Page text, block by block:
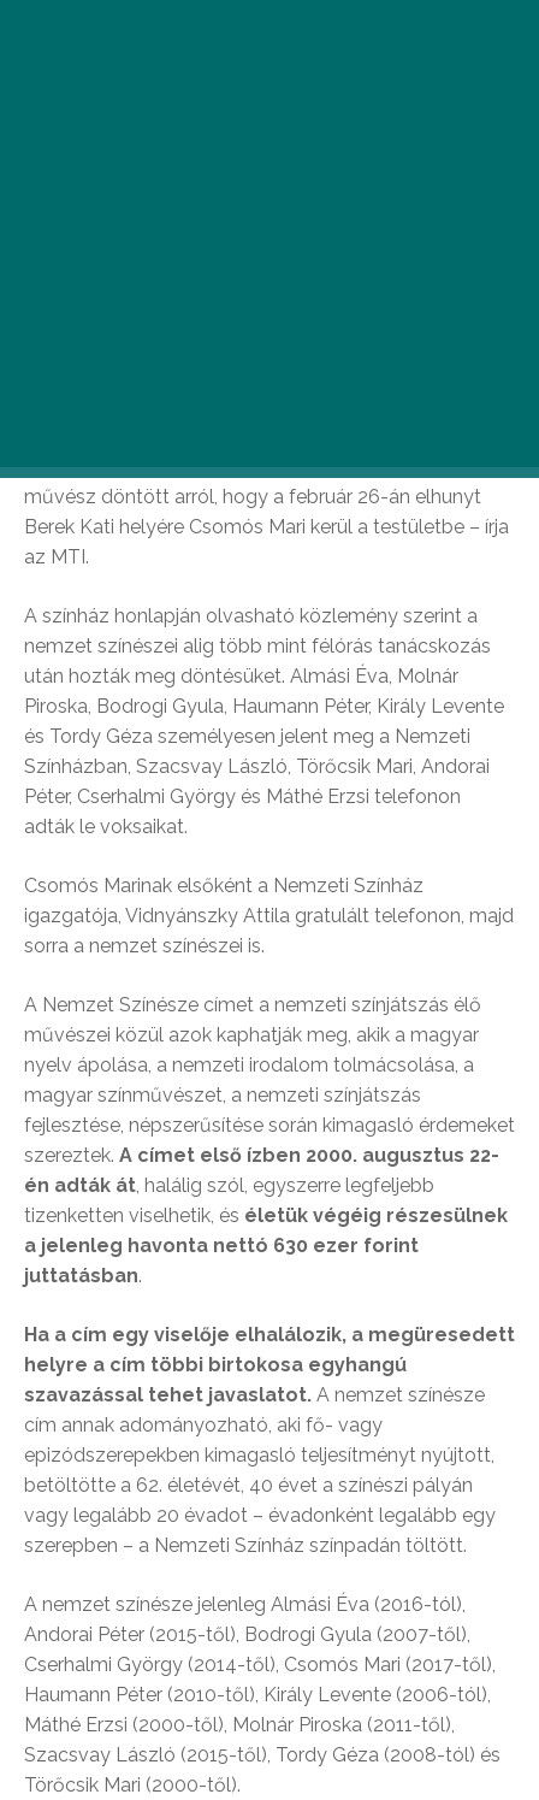
tartották, és a nemzet színésze címet viselő tizenegy
művész döntött arról, hogy a február 26-án elhunyt
Berek Kati helyére Csomós Mari kerül a testületbe – írja
az MTI.
A színház honlapján olvasható közlemény szerint a
nemzet színészei alig több mint félórás tanácskozás
után hozták meg döntésüket. Almási Éva, Molnár
Piroska, Bodrogi Gyula, Haumann Péter, Király Levente
és Tordy Géza személyesen jelent meg a Nemzeti
Színházban, Szacsvay László, Törőcsik Mari, Andorai
Péter, Cserhalmi György és Máthé Erzsi telefonon
adták le voksaikat.
Csomós Marinak elsőként a Nemzeti Színház
igazgatója, Vidnyánszky Attila gratulált telefonon, majd
sorra a nemzet színészei is.
A Nemzet Színésze címet a nemzeti színjátszás élő
művészei közül azok kaphatják meg, akik a magyar
nyelv ápolása, a nemzeti irodalom tolmácsolása, a
magyar színművészet, a nemzeti színjátszás
fejlesztése, népszerűsítése során kimagasló érdemeket
szereztek. A címet első ízben 2000. augusztus 22-
én adták át, halálig szól, egyszerre legfeljebb
tizenketten viselhetik, és életük végéig részesülnek
a jelenleg havonta nettó 630 ezer forint
juttatásban.
Ha a cím egy viselője elhalálozik, a megüresedett
helyre a cím többi birtokosa egyhangú
szavazással tehet javaslatot. A nemzet színésze
cím annak adományozható, aki fő- vagy
epizódszerepekben kimagasló teljesítményt nyújtott,
betöltötte a 62. életévét, 40 évet a színészi pályán
vagy legalább 20 évadot – évadonként legalább egy
szerepben – a Nemzeti Színház színpadán töltött.
A nemzet színésze jelenleg Almási Éva (2016-tól),
Andorai Péter (2015-től), Bodrogi Gyula (2007-től),
Cserhalmi György (2014-től), Csomós Mari (2017-től),
Haumann Péter (2010-től), Király Levente (2006-tól),
Máthé Erzsi (2000-től), Molnár Piroska (2011-től),
Szacsvay László (2015-től), Tordy Géza (2008-tól) és
Törőcsik Mari (2000-től).